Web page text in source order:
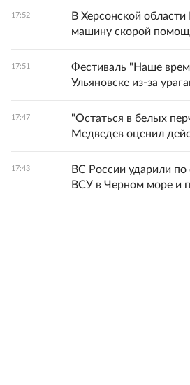
17:52
В Херсонской
машину скорой
17:51
Фестиваль "Наше
Ульяновске из-за
17:47
"Остаться в белых
Медведев оценил
17:43
ВС России ударили по
ВСУ в Черном море и